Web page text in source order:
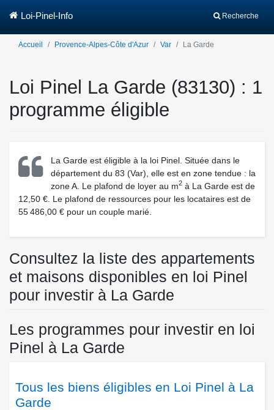
Recherche
Loi-Pinel-Info
Accueil Provence-Alpes-Côte d'Azur Var La Garde
Loi Pinel La Garde (83130) : 1
programme éligible
La Garde est éligible à la loi Pinel. Située dans le
département du 83 (Var), elle est en zone tendue : la
zone A. Le plafond de loyer au m2à La Garde est de
12,50 €. Le plafond de ressources pour les locataires est de
55 486,00 € pour un couple marié.
Consultez la liste des appartements
et maisons disponibles en loi Pinel
pour investir à La Garde
Les programmes pour investir en loi
Pinel à La Garde
Tous les biens éligibles en Loi Pinel à La
Garde